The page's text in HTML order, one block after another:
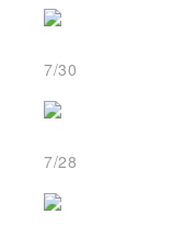
7/30
7/28